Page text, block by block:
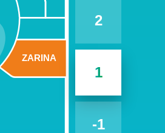
ZARINA
2
1
-1